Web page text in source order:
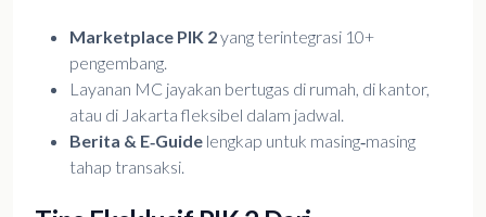
Marketplace PIK 2yang terintegrasi 10+
pengembang.
Layanan MC jayakan bertugas di rumah, di kantor,
atau di Jakarta fleksibel dalam jadwal.
Berita & E‑Guide lengkap untuk masing‑masing
tahap transaksi.